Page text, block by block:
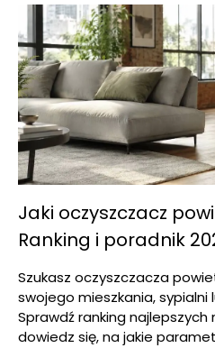
Jaki oczyszczacz
Ranking i poradnik
Szukasz oczyszczacza
swojego mieszkania,
Sprawdź ranking najlepszych
dowiedz się, na jakie